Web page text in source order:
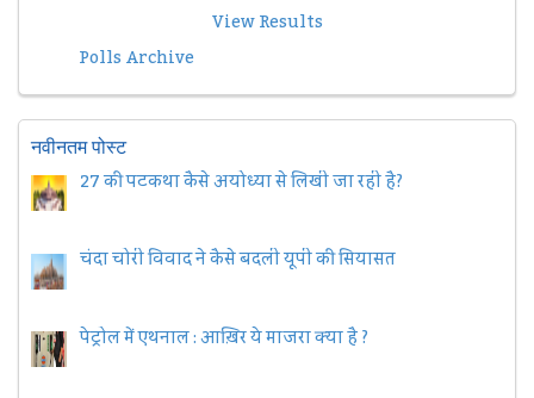
View Results
Polls Archive
नवीनतम पोस्ट
27 की पटकथा कैसे अयोध्या से लिखी जा रही है?
चंदा चोरी विवाद ने कैसे बदली यूपी की सियासत
पेट्रोल में एथनाल : आख़िर ये माजरा क्या है ?